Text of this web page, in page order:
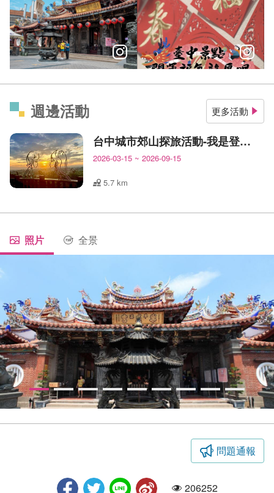
週邊活動 更多活動
台中城市郊山探旅活動-我是登山王
2026-03-15 ~ 2026-09-15
5.7 km
照片 全景
問題通報
206252